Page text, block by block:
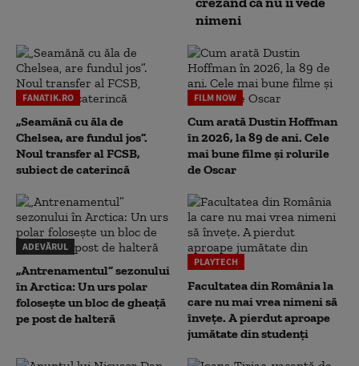
nimeni
FANATIK.RO
„Seamănă cu ăla de
Chelsea, are fundul jos”.
Noul transfer al FCSB,
subiect de caterincă
FILM NOW
Cum arată Dustin Hoffman
în 2026, la 89 de ani. Cele
mai bune filme și rolurile
de Oscar
ADEVĂRUL
„Antrenamentul” sezonului
în Arctica: Un urs polar
folosește un bloc de gheață
pe post de halteră
PLAYTECH
Facultatea din România la
care nu mai vrea nimeni să
înveţe. A pierdut aproape
jumătate din studenţi